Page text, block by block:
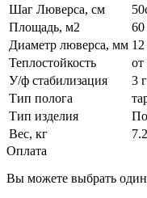
Шаг Люверса, см
Площадь, м2
60
Диаметр люверса, мм 12
Теплостойкость
У/ф стабилизация
3
Тип полога
Тип изделия
Вес, кг
7.2
Оплата
Вы можете выбрать один